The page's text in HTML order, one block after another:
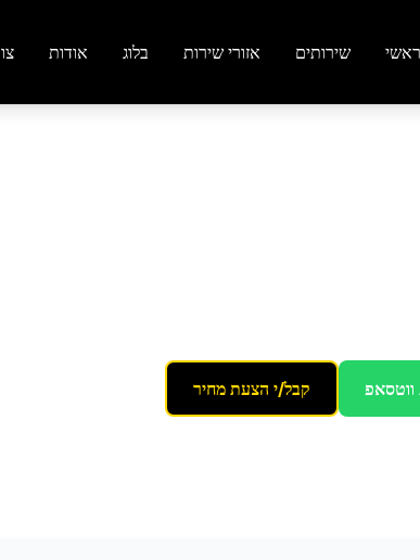
ראשי שירותים אזורי שירות בלוג אודות
קבל/י הצעת מחיר